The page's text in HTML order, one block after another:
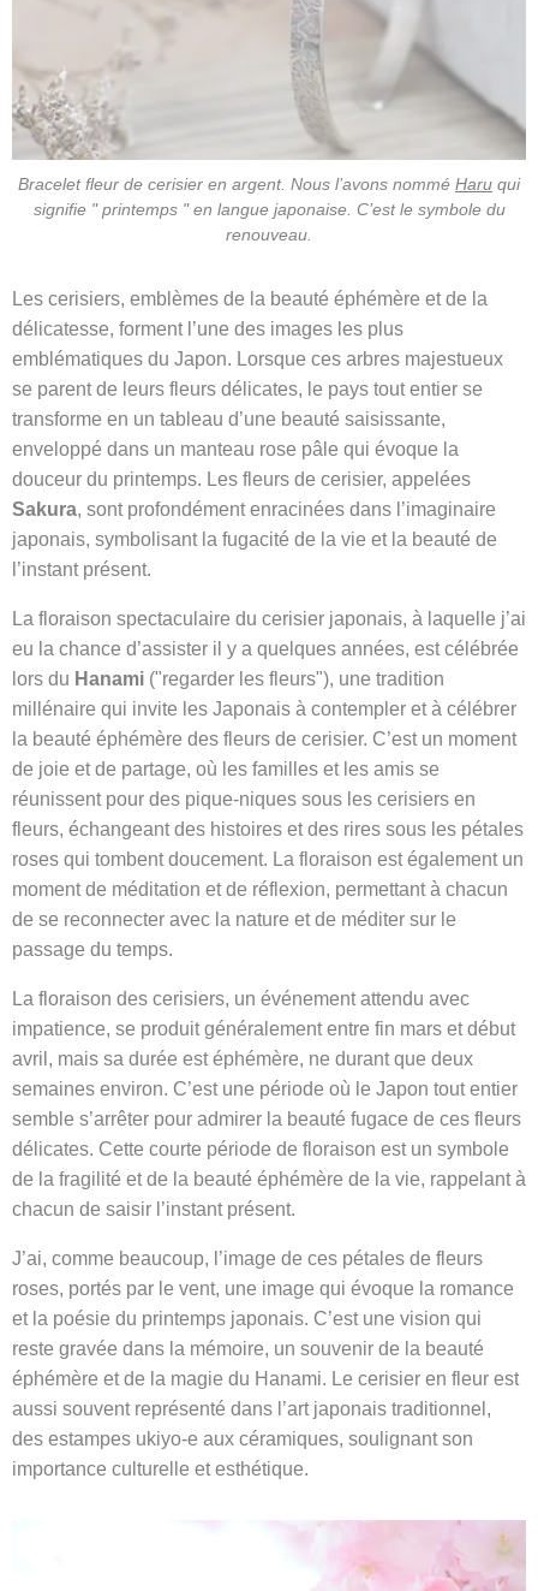
Bracelet fleur de cerisier en argent. Nous l’avons nommé Haru qui
signifie " printemps " en langue japonaise. C’est le symbole du
renouveau.
Les cerisiers, emblèmes de la beauté éphémère et de la
délicatesse, forment l’une des images les plus
emblématiques du Japon. Lorsque ces arbres majestueux
se parent de leurs fleurs délicates, le pays tout entier se
transforme en un tableau d’une beauté saisissante,
enveloppé dans un manteau rose pâle qui évoque la
douceur du printemps. Les fleurs de cerisier, appelées
Sakura, sont profondément enracinées dans l’imaginaire
japonais, symbolisant la fugacité de la vie et la beauté de
l’instant présent.
La floraison spectaculaire du cerisier japonais, à laquelle j’ai
eu la chance d’assister il y a quelques années, est célébrée
lors du Hanami ("regarder les fleurs"), une tradition
millénaire qui invite les Japonais à contempler et à célébrer
la beauté éphémère des fleurs de cerisier. C’est un moment
de joie et de partage, où les familles et les amis se
réunissent pour des pique-niques sous les cerisiers en
fleurs, échangeant des histoires et des rires sous les pétales
roses qui tombent doucement. La floraison est également un
moment de méditation et de réflexion, permettant à chacun
de se reconnecter avec la nature et de méditer sur le
passage du temps.
La floraison des cerisiers, un événement attendu avec
impatience, se produit généralement entre fin mars et début
avril, mais sa durée est éphémère, ne durant que deux
semaines environ. C’est une période où le Japon tout entier
semble s’arrêter pour admirer la beauté fugace de ces fleurs
délicates. Cette courte période de floraison est un symbole
de la fragilité et de la beauté éphémère de la vie, rappelant à
chacun de saisir l’instant présent.
J’ai, comme beaucoup, l’image de ces pétales de fleurs
roses, portés par le vent, une image qui évoque la romance
et la poésie du printemps japonais. C’est une vision qui
reste gravée dans la mémoire, un souvenir de la beauté
éphémère et de la magie du Hanami. Le cerisier en fleur est
aussi souvent représenté dans l’art japonais traditionnel,
des estampes ukiyo-e aux céramiques, soulignant son
importance culturelle et esthétique.